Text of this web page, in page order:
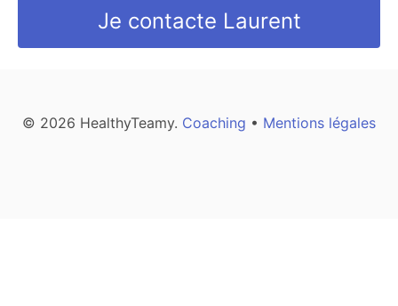
Je contacte Laurent
© 2026 HealthyTeamy. Coaching • Mentions légales